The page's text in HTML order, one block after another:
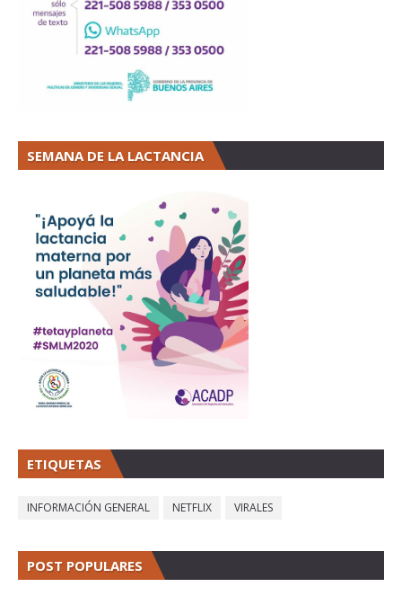
SEMANA DE LA LACTANCIA
ETIQUETAS
INFORMACIÓN GENERAL NETFLIX VIRALES
POST POPULARES